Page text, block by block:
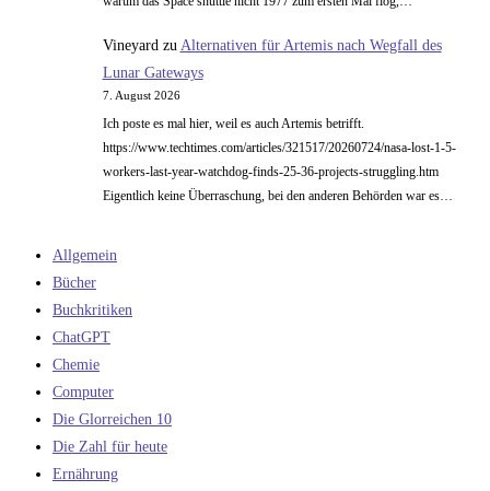
Vineyardzu Alternativen für Artemis nach Wegfall des
Lunar Gateways
7. August 2026
Ich poste es mal hier, weil es auch Artemis betrifft.
https://www.techtimes.com/articles/321517/20260724/nasa-lost-1-5-
workers-last-year-watchdog-finds-25-36-projects-struggling.htm
Eigentlich keine Überraschung, bei den anderen Behörden war es…
Allgemein
Bücher
Buchkritiken
ChatGPT
Chemie
Computer
Die Glorreichen 10
Die Zahl für heute
Ernährung